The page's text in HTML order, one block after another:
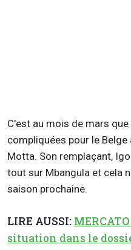
C'est au mois de mars
compliquées pour le
Motta. Son remplaçant,
tout sur Mbangula et cela
saison prochaine.
LIRE AUSSI:
situation dans le